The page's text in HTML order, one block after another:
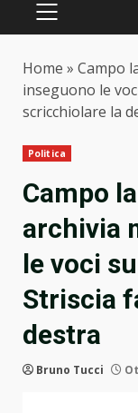
PRIMARY
Home » Campo
inseguono le
scricchiolare la
Politica
Campo
archivia
le voci
Striscia
destra
Bruno Tucci